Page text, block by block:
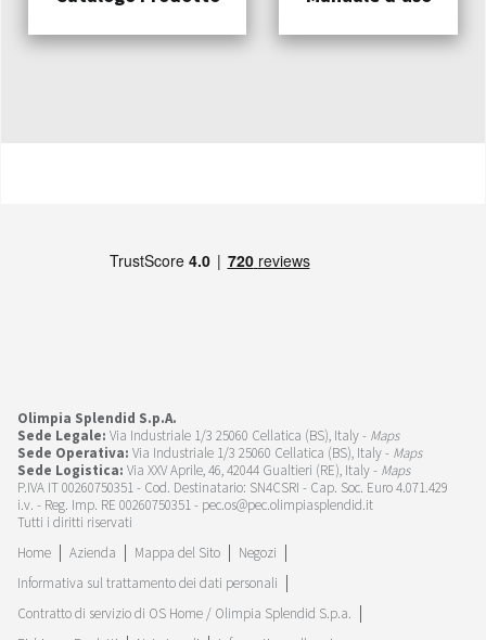
Olimpia Splendid S.p.A.
Sede Legale: Via Industriale 1/3 25060 Cellatica (BS), Italy - Maps
Sede Operativa: Via Industriale 1/3 25060 Cellatica (BS), Italy - Maps
Sede Logistica: Via XXV Aprile, 46, 42044 Gualtieri (RE), Italy - Maps
P.IVA IT 00260750351 - Cod. Destinatario: SN4CSRI - Cap. Soc. Euro 4.071.429
i.v. - Reg. Imp. RE 00260750351 - pec.os@pec.olimpiasplendid.it
Tutti i diritti riservati
Home
Azienda Mappa del Sito
Negozi
Informativa sul trattamento dei dati personali
Contratto di servizio di OS Home / Olimpia Splendid S.p.a.